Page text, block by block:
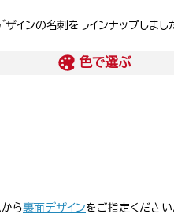
インの名刺をラインナップしまし
色で選ぶ
ら裏面デザインをご指定ください